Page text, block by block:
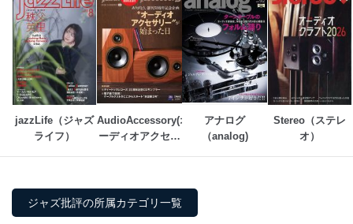
善し、常に最良の状態を維持します。
苦情及び相談受付け窓口
貴殿の個人情報及び当社の個人情報保護マネジメントシ
ステムに関するご相談及び苦情については以下までご連
絡ください。
株式会社富士山マガジンサービス 個人情報問い合わせ
係
e-mail：cs@fujisan.co.jp
jazzLife（ジャズ
ライフ）
AudioAccessory(オ
ーディオアクセサ
アナログ
（analog)
Stereo（ステレ
オ）
ジャズ批評の所属カテゴリ一覧